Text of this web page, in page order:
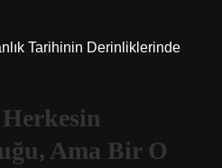
Tarihinin Derinliklerinde
Ama Bir O